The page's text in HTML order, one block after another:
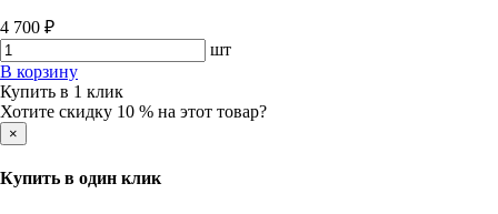
4 700 ₽
шт
В корзину
Купить в 1 клик
Хотите скидку 10 % на этот товар?
×
Купить в один клик